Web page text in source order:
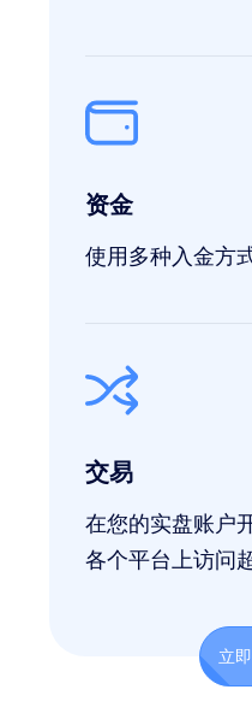
资金
使用多种入金方
交易
在您的实盘账户
各个平台上访问
立